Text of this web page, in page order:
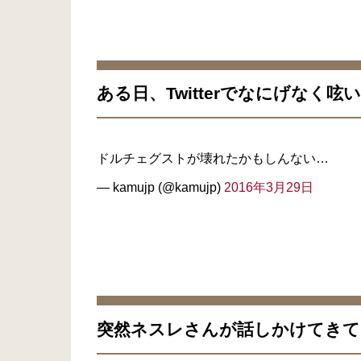
ある日、Twitterでなにげなく呟
ドルチェグストが壊れたかもしんない…
— kamujp (@kamujp) 2016年3月29日
突然ネスレさんが話しかけてき